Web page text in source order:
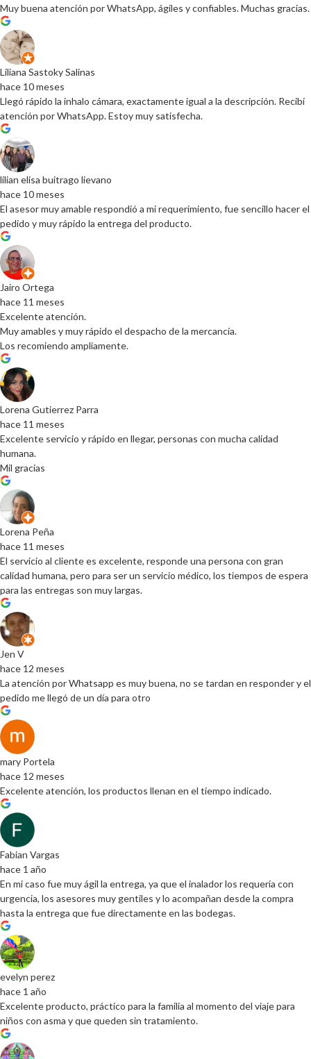
Muy buena atención por WhatsApp, ágiles y confiables. Muchas gracias.
Liliana Sastoky Salinas
hace 10 meses
Llegó rápido la inhalo cámara, exactamente igual a la descripción. Recibí
atención por WhatsApp. Estoy muy satisfecha.
lilian elisa buitrago lievano
hace 10 meses
El asesor muy amable respondió a mi requerimiento, fue sencillo hacer el
pedido y muy rápido la entrega del producto.
Jairo Ortega
hace 11 meses
Excelente atención.
Muy amables y muy rápido el despacho de la mercancía.
Los recomiendo ampliamente.
Lorena Gutierrez Parra
hace 11 meses
Excelente servicio y rápido en llegar, personas con mucha calidad
humana.
Mil gracias
Lorena Peña
hace 11 meses
El servicio al cliente es excelente, responde una persona con gran
calidad humana, pero para ser un servicio médico, los tiempos de espera
para las entregas son muy largas.
Jen V
hace 12 meses
La atención por Whatsapp es muy buena, no se tardan en responder y el
pedido me llegó de un día para otro
mary Portela
hace 12 meses
Excelente atención, los productos llenan en el tiempo indicado.
Fabian Vargas
hace 1 año
En mi caso fue muy ágil la entrega, ya que el inalador los requería con
urgencia, los asesores muy gentiles y lo acompañan desde la compra
hasta la entrega que fue directamente en las bodegas.
evelyn perez
hace 1 año
Excelente producto, práctico para la familia al momento del viaje para
niños con asma y que queden sin tratamiento.